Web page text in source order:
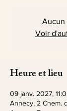
Aucun
Voir
Heure et lieu
09 janv. 2027,
Annecy, 2 Chem.